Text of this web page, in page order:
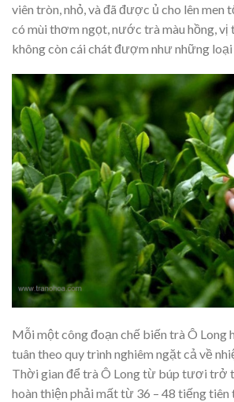
viên tròn, nhỏ, và đã được ủ cho lên men
có mùi thơm ngọt, nước trà màu hồng, vị
không còn cái chát đượm như những loại
Mỗi một công đoạn chế biến trà Ô Long
tuân theo quy trình nghiêm ngặt cả về
Thời gian để trà Ô Long từ búp tươi trở
hoàn thiện phải mất từ 36 – 48 tiếng tiên